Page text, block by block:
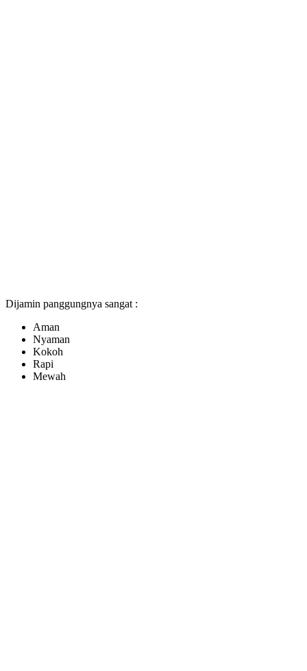
Dijamin panggungnya sangat :
Aman
Nyaman
Kokoh
Rapi
Mewah